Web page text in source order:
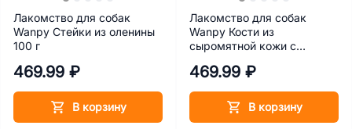
Лакомство для собак
Wanpy Стейки из оленины
100 г
469.99 ₽
В корзину
Лакомство для собак
Wanpy Кости из
сыромятной кожи с
469.99 ₽
В корзину